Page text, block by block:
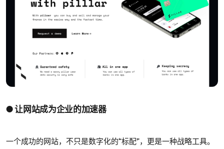
● 让网站成为企业的加速器
一个成功的网站，不只是数字化的“标配”，更是一种战略工具。